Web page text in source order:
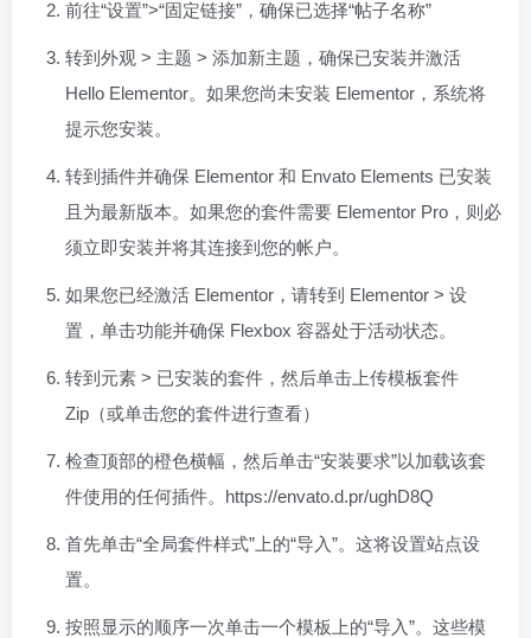
前往“设置”>“固定链接”，确保已选择“帖子名称”
转到外观 > 主题 > 添加新主题，确保已安装并激活
Hello Elementor。如果您尚未安装 Elementor，系统将
提示您安装。
转到插件并确保 Elementor 和 Envato Elements 已安装
且为最新版本。如果您的套件需要 Elementor Pro，则必
须立即安装并将其连接到您的帐户。
如果您已经激活 Elementor，请转到 Elementor > 设
置，单击功能并确保 Flexbox 容器处于活动状态。
转到元素 > 已安装的套件，然后单击上传模板套件
Zip（或单击您的套件进行查看）
检查顶部的橙色横幅，然后单击“安装要求”以加载该套
件使用的任何插件。https://envato.d.pr/ughD8Q
首先单击“全局套件样式”上的“导入”。这将设置站点设
置。
按照显示的顺序一次单击一个模板上的“导入”。这些模